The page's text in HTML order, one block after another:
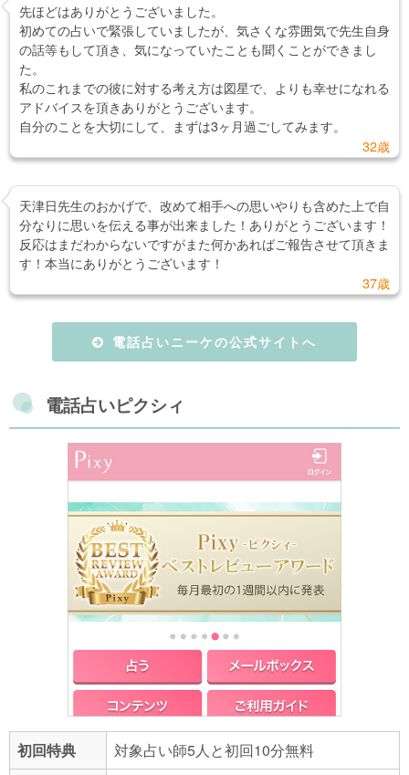
先ほどはありがとうございました。
初めての占いで緊張していましたが、気さくな雰囲気で先生自身
の話等もして頂き、気になっていたことも聞くことができまし
た。
私のこれまでの彼に対する考え方は図星で、よりも幸せになれる
アドバイスを頂きありがとうございます。
自分のことを大切にして、まずは3ヶ月過ごしてみます。
32歳
天津日先生のおかげで、改めて相手への思いやりも含めた上で自
分なりに思いを伝える事が出来ました！ありがとうございます！
反応はまだわからないですがまた何かあればご報告させて頂きま
す！本当にありがとうございます！
37歳
電話占いニーケの公式サイトへ
電話占いピクシィ
初回特典
対象占い師5人と初回10分無料